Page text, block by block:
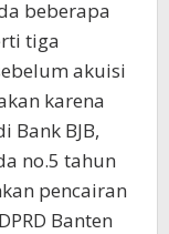
beberapa
tiga
akuisi
karena
Bank BJB,
no.5 tahun
pencairan
Banten